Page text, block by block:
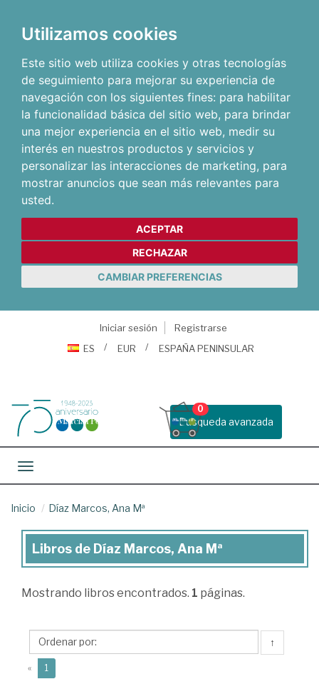
Utilizamos cookies
Este sitio web utiliza cookies y otras tecnologías
de seguimiento para mejorar su experiencia de
navegación con los siguientes fines: para habilitar
la funcionalidad básica del sitio web, para brindar
una mejor experiencia en el sitio web, medir su
interés en nuestros productos y servicios y
personalizar las interacciones de marketing, para
mostrar anuncios que sean más relevantes para
usted.
ACEPTAR
RECHAZAR
CAMBIAR PREFERENCIAS
Iniciar sesión
Registrarse
ES
EUR ESPAÑA PENINSULAR
Busqueda avanzada
0
Toggle navigation
Inicio Díaz Marcos, Ana Mª
Libros
Díaz
Ana
Mª
Libros de Díaz Marcos, Ana Mª
Mostrando libros encontrados. 1 páginas.
↑
« 1